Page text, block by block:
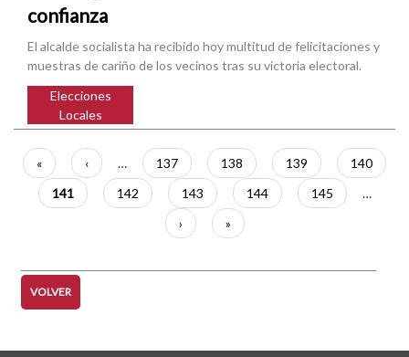
confianza
El alcalde socialista ha recibido hoy multitud de felicitaciones y
muestras de cariño de los vecinos tras su victoria electoral.
Elecciones
Locales
Paginación
Primera
página
«
Página
anterior
‹ … Página
137 Página
138 Página
139 Página
140
Página
actual
141 Página
142 Página
143 Página
144 Página
145
…
Siguiente
página
›
Última
página
»
VOLVER